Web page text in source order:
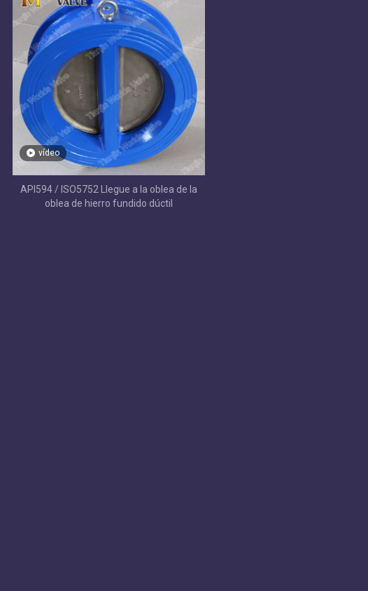
vídeo
API594 / ISO5752 Llegue a la oblea de la
oblea de hierro fundido dúctil